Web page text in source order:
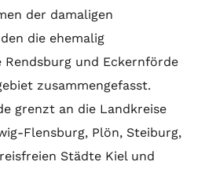
der damaligen
die ehemalig
Rendsburg und Eckernförde
zusammengefasst.
grenzt an die Landkreise
Flensburg, Plön, Steiburg,
Städte Kiel und